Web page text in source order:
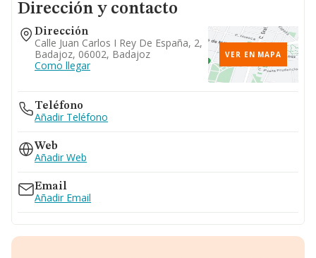
Dirección y contacto
Dirección
Calle Juan Carlos I Rey De España, 2,
Badajoz, 06002, Badajoz
Como llegar
VER EN MAPA
Teléfono
Añadir Teléfono
Web
Añadir Web
Email
Añadir Email